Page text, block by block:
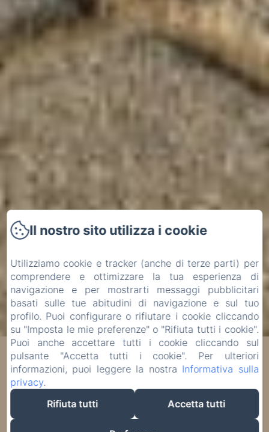
Benvenuti all'Hotel
Verdi
Il nostro sito utilizza i cookie
Utilizziamo cookie e tracker (anche di terze parti) per
comprendere e ottimizzare la tua esperienza di
navigazione e per mostrarti messaggi pubblicitari
basati sulle tue abitudini di navigazione e sul tuo
profilo. Puoi configurare o rifiutare i cookie cliccando
su "Imposta le mie preferenze" o "Rifiuta tutti i cookie".
Puoi anche accettare tutti i cookie cliccando sul
pulsante "Accetta tutti i cookie". Per ulteriori
informazioni, puoi leggere la nostra Informativa sulla
privacy.
Rifiuta tutti
Accetta tutti